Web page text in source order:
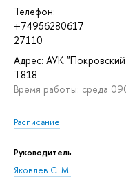
Телефон:
+74956280617
27110
Адрес: АУК "Покровский
T818
Время работы: среда
Расписание
Руководитель
Яковлев С. М.